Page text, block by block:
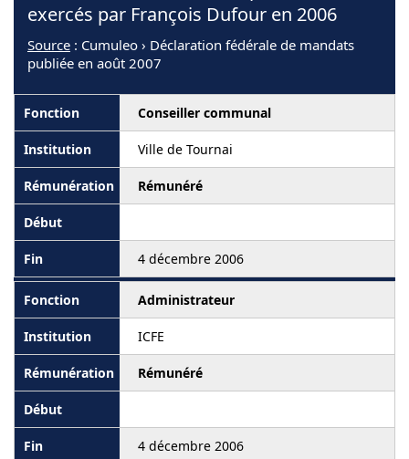
exercés par François Dufour en 2006
Source : Cumuleo › Déclaration fédérale de mandats
publiée en août 2007
Conseiller communal
Ville de Tournai
Rémunéré
4 décembre 2006
Administrateur
ICFE
Rémunéré
4 décembre 2006